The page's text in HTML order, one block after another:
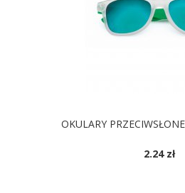
OKULARY
2.24 zł